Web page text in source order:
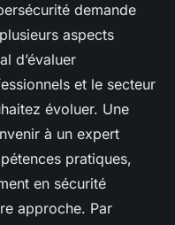
demande
aspects
d’évaluer
et le secteur
évoluer. Une
à un expert
pratiques,
en sécurité
approche. Par